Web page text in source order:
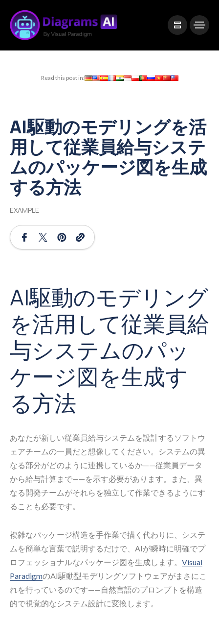
Read this post in:
AI駆動のモデリングを活
用して従業員給与システ
ムのパッケージ図を生成
する方法
EXAMPLE
AI駆動のモデリング
を活用して従業員給
与システムのパッ
ケージ図を生成す
る方法
あなたが新しい従業員給与システムを設計するソフトウ
ェアチームの一員だと想像してください。システムの異
なる部分がどのように連携しているか——従業員データ
から給与計算まで——を示す必要があります。また、異
なる開発チームがそれらを独立して作業できるようにす
ることも必要です。
複雑なパッケージ構造を手作業で描く代わりに、システ
ムを簡単な言葉で説明するだけで、AIが瞬時に明確でプ
ロフェッショナルなパッケージ図を生成します。 Visual
ParadigmのAI駆動型モデリングソフトウェアがまさにこ
れを行っているのです——自然言語のプロンプトを構造
的で視覚的なシステム設計に変換します。